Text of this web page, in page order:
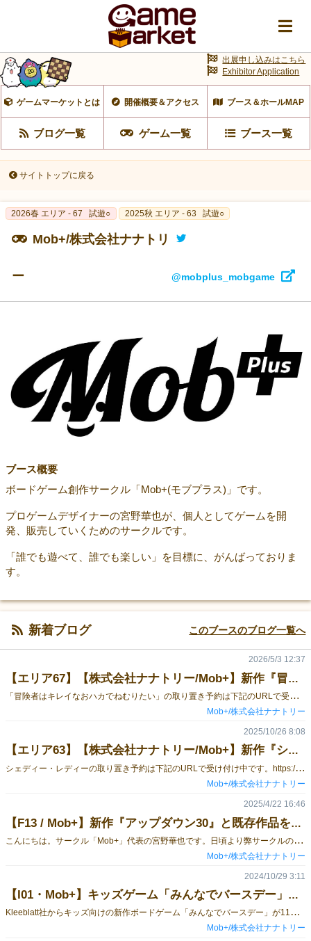
ゲームマーケットとは 開催概要＆アクセス ブース＆ホールMAP
ブログ一覧 ゲーム一覧 ブース一覧
出展申し込みはこちら
Exhibitor Application
サイトトップに戻る
2026春 エリア - 67 試遊○ 2025秋 エリア - 63 試遊○
Mob+/株式会社ナナトリ
ー @mobplus_mobgame
ブース概要
ボードゲーム創作サークル「Mob+(モブプラス)」です。
プロゲームデザイナーの宮野華也が、個人としてゲームを開
発、販売していくためのサークルです。
「誰でも遊べて、誰でも楽しい」を目標に、がんばっておりま
す。
新着ブログ このブースのブログ一覧へ
【エリア67】【株式会社ナナトリー/Mob+】新作『冒険者はキレイなおハカでねむりたい』製品版のご紹介【GM2025春出展情報】
「
冒険者はキレイなおハカでねむりたい」の取り置き予約は下記のURLで受け付け中です。https://forms.gle/A3AZviVP2MaMzVZWA（こちらのフォームは冒険者はキレイなおハカでねむりたい / ウォンテッド・ウォンバット第二版 / 生ハムメロンゲーム専用の予約フォームです）また、予めルールを確認したいかたに向けて、マニュアルを以下のアドレスで公開しております。是非ご確認ください！https://img.gamemarket.jp/20260506_110129_hakanemu_manual.pdf-----------------------------------------こんにちは。サークル「Mob+」代表の宮野華也です。日頃より弊サークルのゲームをご愛顧いただき、誠にありがとうございます。ゲームマーケット2026春は2025秋に引き続き、エリア出展！前回のエリア出展の経験を活かして、より良いエリアになるように関係者と打ち合わせを重ねています。当日はエリア67にてお待ちしています！ そして気になる今回の新作は…『冒険者はキレイなおハカでねむりたい』製品版！こちら先日のBGBEにおいて500円のカットゲームとして販売させていただきました、『冒険者はキレイなおハカでねむりたい』をよりパワーアップさせた製品版となります。こちら…カットゲーム版をお持ちのかたはお分かりになりますよね？カードがめちゃくちゃ豪華になっています！アート担当のハラセレブさんがめちゃくちゃ頑張ってくださいました！それ以外にもカットゲーム版と比べてパワーアップポイントがたくさんあります！新規カードの追加！ゲームをより面白くするための新規カードが追加されています箔押しカードの追加！一部のカードは見た目にも美しい箔押し仕様になっています英語ルールの追加！海外のかたとも一緒に遊べますね！得点チップの追加！地味にありがたいポイント。得点状況が分かりやすくなります。是非、新しく生まれ変わった「ハカねむ」を遊んでいただきたいと思います。 『冒険者はキレイなおハカでねむりたい』はゲームマーケット特価2,000円です！ 予約はこちらからhttps://forms.gle/A3AZviVP2MaMzVZWA（こちらのフォームは冒険者はキレイなおハカでねむりたい/ウォンテッド・ウォンバット第二版/生ハムメロンゲーム専用の予約フォームです）-----------------------------------------ゲームマーケット当日は他にもMob＋の既存作品を多数販売いたします！カードたった30枚のドラマチック！ 誰でも遊べるカードゲーム『ウォンテッド★ウォンバット第二版』GM特価1,500円です。同じ物を合体させてより強い物を生み出し、憧れの生ハムメロンを目指す。『生ハムメロンゲーム』GM特価1,500円です。読み合いはカクテルよりスパイシー『シェディー・レディー』 GM特価2,500円です。目指せ、幻のファイブカード！新感覚の「ドローする」ポーカー。『モグラポーカー』GM特価1,500円です。トリックを取るだけじゃ勝てない！一風変わったスナイパートリテ。⁠『トリックアンドスナイパー』GM特価2,000円です。カードを回してぐるぐるニャーン！ 役アガリを目指すカードゲーム。『ねこポーカー』GM特価1,500円です。好きなワンコを集めて得点勝負！ 悩ましいドラフトゲーム。『いぬポーカー』GM特価1,500円です。販売数一万部突破！ ロングセラー定番ゲーム『ナナカードゲーム第３版』GM特価1,500円です。リヨ氏描き下ろしキャラ多数！ ドタバタファンタジーカードゲーム『もしも勇者がいるのなら２版』GM特価2,500円です。ぜひお気軽にお立ち寄りください。
2026/5/3 12:37
Mob+/株式会社ナナトリー
【エリア63】【株式会社ナナトリー/Mob+】新作『シェディー・レディー』と既存作品を販売します！【GM2025秋出展情報】
シ
ェディー・レディーの取り置き予約は下記のURLで受け付け中です。https://forms.gle/Z8qHdxbzVckTV9Ck8（シェディー・レディー専用）こんにちは。サークル「Mob+」代表の宮野華也です。日頃より弊サークルのゲームをご愛顧いただき、誠にありがとうございます。ゲームマーケット2025秋は思い切ってエリア出展！エリア63にてお待ちしています。 今回の目玉は…新作の「シェディー・レディー」！発表と同時に話題沸騰！「ナナ」で知られる、宮野華也X別府さいのゴールデンコンビが帰ってきました。待望の新作「シェディー・レディー」は2〜6人で繰り広げる駆け引きと心理戦が楽しめるカードゲーム。カードを読み合い、裏をかき、ほくそ笑む…そんなゲームに仕上がりました。さらに今回は箱のデザインにも特別なこだわりが。高級感あふれる配色や滑らかな質感は手に取った瞬間に必ず満足感を感じていただけると思います。ぜひその美しさを実際に会場で確かめていただきたいと思います。シェディー・レディーはゲームマーケット特価2,500円となります。ブースでは試遊もOK！気になったらその場でゲットしてください。くどいですが、シェディー・レディーの取り置き予約は下記のURLで受け付け中です。https://forms.gle/Z8qHdxbzVckTV9Ck8（シェディー・レディー専用）他にもMob＋の既存作品を多数販売します！目指せ、幻のファイブカード！新感覚の「ドローする」ポーカー。『モグラポーカー』GM特価1,500円です。トリックを取るだけじゃ勝てない！一風変わったスナイパートリテ。⁠『トリックアンドスナイパー』GM特価2,000円です。カードを回してぐるぐるニャーン！ 役アガリを目指すカードゲーム。『ねこポーカー』GM特価1,500円です。好きなワンコを集めて得点勝負！ 悩ましいドラフトゲーム。『いぬポーカー』GM特価1,500円です。カードたった30枚のドラマチック！ 誰でも遊べるカードゲーム『ウォンテッド★ウォンバット』GM特価1,000円です。販売数一万部突破！ ロングセラー定番ゲーム『ナナカードゲーム第３版』GM特価1,500円です。リヨ氏描き下ろしキャラ多数！ ドタバタファンタジーカードゲーム『もしも勇者がいるのなら２版』GM特価2,500円です。ぜひお気軽にお立ち寄りください。
2025/10/26 8:08
Mob+/株式会社ナナトリー
【F13 / Mob+】新作『アップダウン30』と既存作品を販売します！【GM2025出展春出展情報】
こ
んにちは。サークル「Mob+」代表の宮野華也です。日頃より弊サークルのゲームをご愛顧いただき、誠にありがとうございます。ゲームマーケット2025春はF13にて出展いたします。 今回の目玉は…新作『アップダウン30』！シンプルな数字カードで繰り広げる、熱すぎる読み合いバトル！【プレイする数字】が勝負を決める。【相手の思考を読みれるかどうか】がドラマを生む。直感も戦略も冴える、ライト＆スリリングな一作です。アップタウン30はゲームマーケット特価1,000円となります。ブースでは試遊もOK！気になったらその場でゲットしてください。他にもMob＋の既存作品を多数販売します！目指せ、幻のファイブカード！新感覚の「ドローする」ポーカー。『モグラポーカー』GM特価1,500円です。トリックを取るだけじゃ勝てない！一風変わったスナイパートリテ。⁠『トリックアンドスナイパー』GM特価2,000円です。カードを回してぐるぐるニャーン！ 役アガリを目指すカードゲーム。『ねこポーカー』GM特価1,500円です。好きなワンコを集めて得点勝負！ 悩ましいドラフトゲーム。『いぬポーカー』GM特価1,500円です。カードたった30枚のドラマチック！ 誰でも遊べるカードゲーム『ウォンテッド★ウォンバット』GM特価1,000円です。販売数一万部突破！ ロングセラー定番ゲーム『ナナカードゲーム第３版』GM特価1,500円です。リヨ氏描き下ろしキャラ多数！ ドタバタファンタジーカードゲーム『もしも勇者がいるのなら２版』GM特価2,500円です。なお、ゲームマーケット取り置き予約は下記のURLで受け付け中です。https://forms.gle/bfaTHeq7u8D4ZSxGAぜひお気軽にお立ち寄りください。
2025/4/22 16:46
Mob+/株式会社ナナトリー
【I01・Mob+】キッズゲーム「みんなでバースデー」を委託販売します！【GM2024秋出展情報】
K
leeblatt社からキッズ向けの新作ボードゲーム「みんなでバースデー」が11月21日に発売されます。 こちら、ゲームデザインを宮野華也、イラスト全般をごらく趣造 【A11】の凪庵さんが担当してくださりました。 山札からカードを引いて一喜一憂する１～４人用のゲームです。 たくさんカードを集めたいのですが、同じ種類のカードは遊びに行っちゃいます。 いち早く5人集めることができたら、誕生日パーティーを開催できます。 詳しいゲームの内容は下のYouTubeを御覧ください。 こちらがゲームマーケット2024秋で先行販売されます。 土・日 両日 Mob＋【I01】 土曜のみ ごらく趣造【A11】 日曜のみ おっさん水産【M01】 下記Mob＋の予約ページにゲームを追加しましたのでご購入を検討されている方はぜひ予約をお願いします。 https://forms.gle/cW2fquXRqmZ4z9gbA ※既に別製品を予約済みの方は同じお名前、もしくはメールアドレスで再度フォームにご記入頂ければ、こちらで対応いたします。
2024/10/29 3:11
Mob+/株式会社ナナトリー